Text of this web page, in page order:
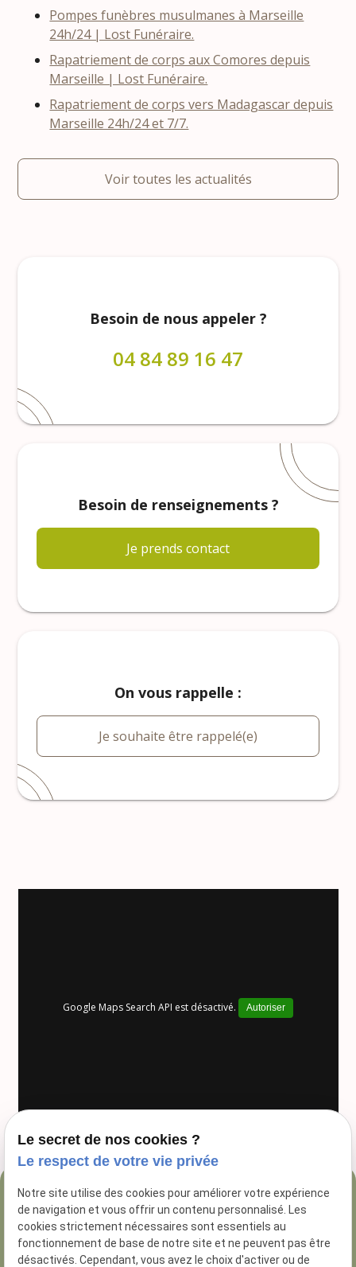
Pompes funèbres musulmanes à Marseille
24h/24 | Lost Funéraire.
Rapatriement de corps aux Comores depuis
Marseille | Lost Funéraire.
Rapatriement de corps vers Madagascar depuis
Marseille 24h/24 et 7/7.
Voir toutes les actualités
Besoin de nous appeler ?
04 84 89 16 47
Besoin de renseignements ?
Je prends contact
On vous rappelle :
Je souhaite être rappelé(e)
Google Maps Search API est désactivé. Autoriser
04 84 89 16 47
54 Rue George
13005 Marseille
Le secret de nos cookies ?
Le respect de votre vie privée
Notre site utilise des cookies pour améliorer votre expérience
de navigation et vous offrir un contenu personnalisé. Les
cookies strictement nécessaires sont essentiels au
fonctionnement de base de notre site et ne peuvent pas être
désactivés. Cependant, vous avez le choix d'activer ou de